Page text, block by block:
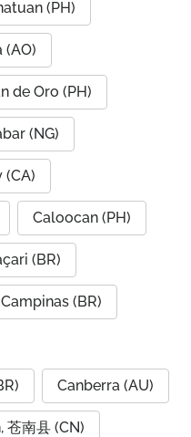
(PH)
(AO)
de Oro (PH)
(NG)
(CA)
Caloocan (PH)
(BR)
Campinas (BR)
Canberra (AU)
苍南县 (CN)